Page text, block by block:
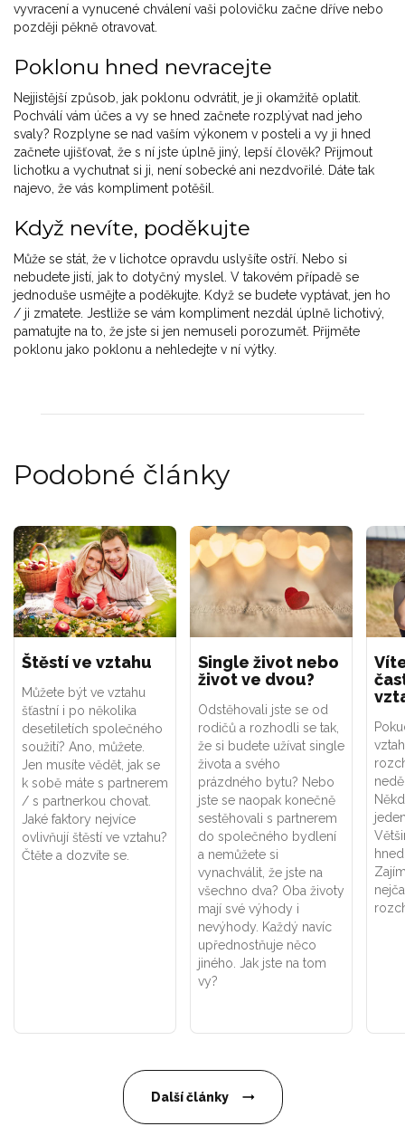
vyvracení a vynucené chválení vaši polovičku začne dříve nebo
později pěkně otravovat.
Poklonu hned nevracejte
Nejjistější způsob, jak poklonu odvrátit, je ji okamžitě oplatit.
Pochválí vám účes a vy se hned začnete rozplývat nad jeho
svaly? Rozplyne se nad vaším výkonem v posteli a vy ji hned
začnete ujišťovat, že s ní jste úplně jiný, lepší člověk? Přijmout
lichotku a vychutnat si ji, není sobecké ani nezdvořilé. Dáte tak
najevo, že vás kompliment potěšil.
Když nevíte, poděkujte
Může se stát, že v lichotce opravdu uslyšíte ostří. Nebo si
nebudete jistí, jak to dotyčný myslel. V takovém případě se
jednoduše usmějte a poděkujte. Když se budete vyptávat, jen ho
/ ji zmatete. Jestliže se vám kompliment nezdál úplně lichotivý,
pamatujte na to, že jste si jen nemuseli porozumět. Přijměte
poklonu jako poklonu a nehledejte v ní výtky.
Podobné články
Štěstí ve vztahu
Můžete být ve vztahu
šťastní i po několika
desetiletích společného
soužití? Ano, můžete.
Jen musíte vědět, jak se
k sobě máte s partnerem
/ s partnerkou chovat.
Jaké faktory nejvíce
ovlivňují štěstí ve vztahu?
Čtěte a dozvíte se.
Single život nebo
život ve dvou?
Odstěhovali jste se od
rodičů a rozhodli se tak,
že si budete užívat single
života a svého
prázdného bytu? Nebo
jste se naopak konečně
sestěhovali s partnerem
do společného bydlení
a nemůžete si
vynachválit, že jste na
všechno dva? Oba životy
mají své výhody i
nevýhody. Každý navíc
upřednostňuje něco
jiného. Jak jste na tom
vy?
Další články